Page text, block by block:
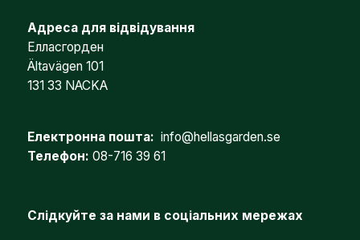
Адреса для відвідування
Елласгорден
Ältavägen 101
131 33 NACKA
Електронна пошта: info@hellasgarden.se
Телефон: 08-716 39 61
Слідкуйте за нами в соціальних мережах